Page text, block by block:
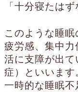
「十分寝たは
このような睡眠
疲労感、集中力
活に支障が出
症）といいます
一時的な睡眠不